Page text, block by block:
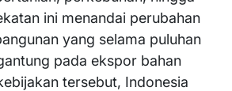
ini menandai perubahan
yang selama puluhan
pada ekspor bahan
tersebut, Indonesia